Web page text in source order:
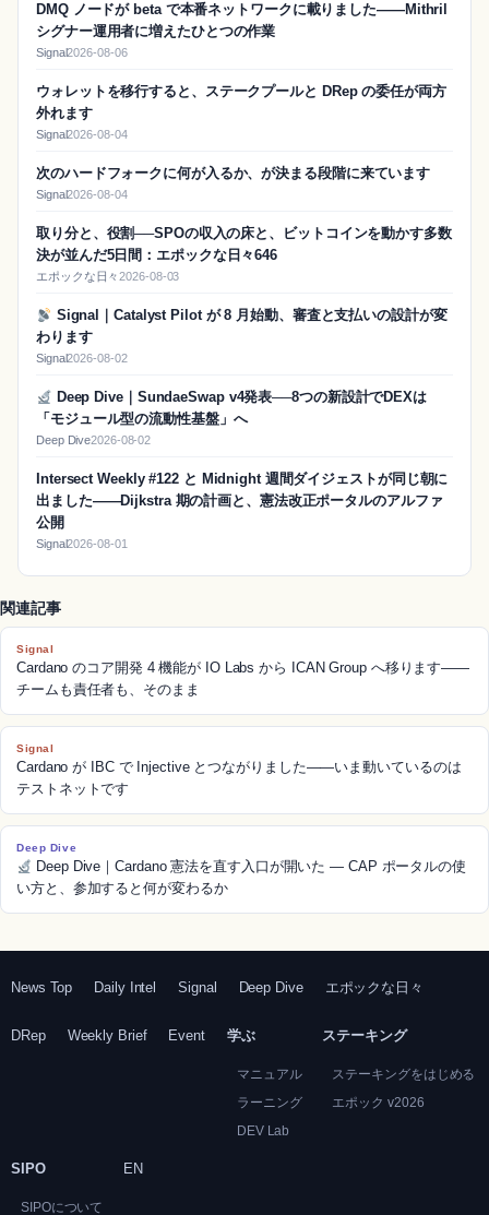
DMQ ノードが beta で本番ネットワークに載りました——Mithril
シグナー運用者に増えたひとつの作業
Signal2026-08-06
ウォレットを移行すると、ステークプールと DRep の委任が両方
外れます
Signal2026-08-04
次のハードフォークに何が入るか、が決まる段階に来ています
Signal2026-08-04
取り分と、役割──SPOの収入の床と、ビットコインを動かす多数
決が並んだ5日間：エポックな日々646
エポックな日々2026-08-03
Signal｜Catalyst Pilot が 8 月始動、審査と支払いの設計が変
わります
Signal2026-08-02
Deep Dive｜SundaeSwap v4発表──8つの新設計でDEXは
「モジュール型の流動性基盤」へ
Deep Dive2026-08-02
Intersect Weekly #122 と Midnight 週間ダイジェストが同じ朝に
出ました——Dijkstra 期の計画と、憲法改正ポータルのアルファ
公開
Signal2026-08-01
関連記事
Signal
Cardano のコア開発 4 機能が IO Labs から ICAN Group へ移ります——
チームも責任者も、そのまま
Signal
Cardano が IBC で Injective とつながりました——いま動いているのは
テストネットです
Deep Dive
Deep Dive｜Cardano 憲法を直す入口が開いた — CAP ポータルの使
い方と、参加すると何が変わるか
News Top Daily Intel Signal Deep Dive エポックな日々
DRep Weekly Brief Event 学ぶ
マニュアル
ラーニング
DEV Lab
ステーキング
ステーキングをはじめる
エポック v2026
SIPO
SIPOについて
EN